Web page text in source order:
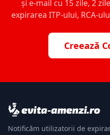
și e-mail cu 15 zile, 2
expirarea ITP-ului, RCA-
Creează
Notificăm utilizatorii de